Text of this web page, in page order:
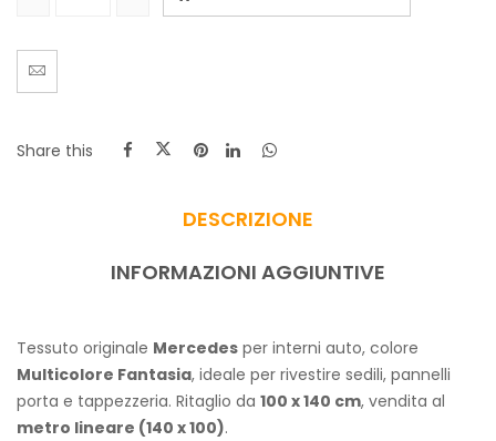
Share this
DESCRIZIONE
INFORMAZIONI AGGIUNTIVE
Tessuto originale Mercedes per interni auto, colore
Multicolore Fantasia, ideale per rivestire sedili, pannelli
porta e tappezzeria. Ritaglio da 100 x 140 cm, vendita al
metro lineare (140 x 100).